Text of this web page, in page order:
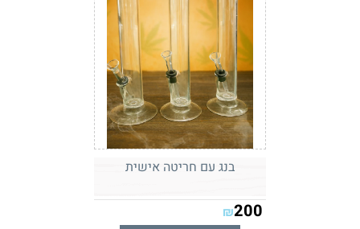
בנג עם חריטה אישית
₪200